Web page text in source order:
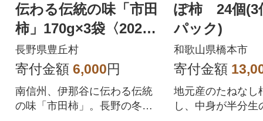
伝わる伝統の味「市田
柿」170g×3袋〈2027
年1月中旬～2月下旬発
送〉
長野県豊丘村
寄付金額 6,000円
南信州、伊那谷に伝わる伝統
の味「市田柿」。長野の冬の
ぽ柿 24個(3
パック)
和歌山県橋本市
寄付金額
地元産のたねなし
し、中身が半分生